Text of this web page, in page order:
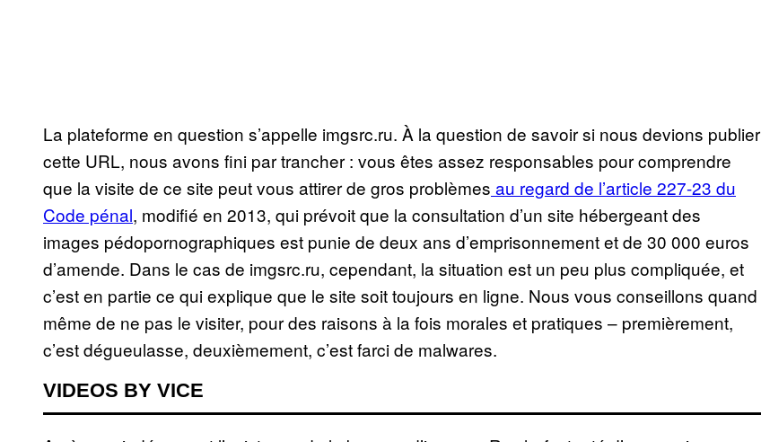
La plateforme en question s’appelle imgsrc.ru. À la question de savoir si nous devions publier
cette URL, nous avons fini par trancher : vous êtes assez responsables pour comprendre
que la visite de ce site peut vous attirer de gros problèmes au regard de l’article 227-23 du
Code pénal, modifié en 2013, qui prévoit que la consultation d’un site hébergeant des
images pédopornographiques est punie de deux ans d’emprisonnement et de 30 000 euros
d’amende. Dans le cas de imgsrc.ru, cependant, la situation est un peu plus compliquée, et
c’est en partie ce qui explique que le site soit toujours en ligne. Nous vous conseillons quand
même de ne pas le visiter, pour des raisons à la fois morales et pratiques – premièrement,
c’est dégueulasse, deuxièmement, c’est farci de malwares.
VIDEOS BY VICE